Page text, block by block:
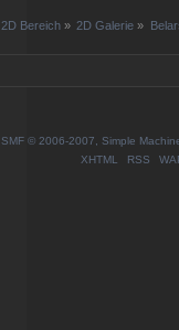
2D Bereich » 2D Galerie »
SMF © 2006-2007, Simple
XHTML
RSS